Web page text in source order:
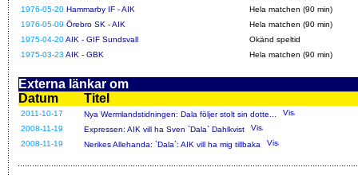
1976-05-20 Hammarby IF - AIK
Hela matchen (90 min)
1976-05-09 Örebro SK - AIK
Hela matchen (90 min)
1975-04-20AIK - GIF Sundsvall
Okänd speltid
1975-03-23 AIK - GBK Hela matchen (90 min)
Externa länkar om
Datum
Titel
2011-10-17
Nya Wermlandstidningen: Dala följer stolt sin dotte...
2008-11-19
Expressen: AIK vill ha Sven `Dala` Dahlkvist
2008-11-19
Nerikes Allehanda: `Dala`: AIK vill ha mig tillbaka